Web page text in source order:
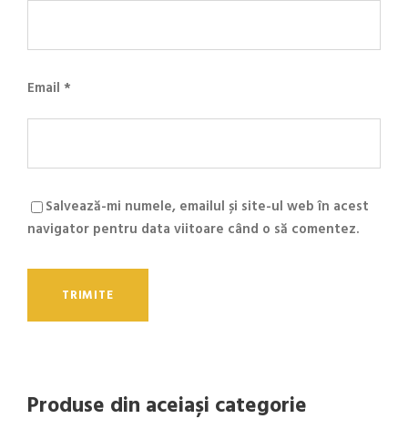
Email *
Salvează-mi numele, emailul și site-ul web în acest
navigator pentru data viitoare când o să comentez.
Produse din aceiași categorie